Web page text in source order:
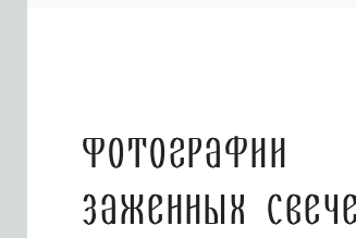
Фотографии
заженных